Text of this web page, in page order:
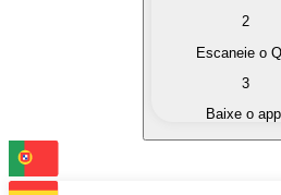
Converta suas
Troque uma criptomoeda
2
Escaneie o
3
Baixe o